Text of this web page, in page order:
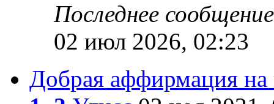
Последнее
02 июл 2026, 02:23
Добрая аффирмация